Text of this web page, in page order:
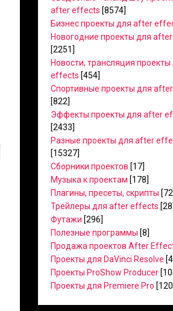
after effects [8574]
Бизнес проекты для after
Новогодние проекты для
[2251]
Новости, трансляция
effects [454]
Спортивные проекты для
[822]
Эффекты проекты для after
[2433]
Разные проекты для after
[15327]
Сборники проектов [17]
Музыка к проектам [178]
Плагины, пресеты, скрипты
Трейлеры для after effects [28]
Футажи [296]
Полезные программы [8]
Продажа проектов After
Проекты для DaVinci Resolve
Проекты ProShow Producer
Проекты для Premiere Pro